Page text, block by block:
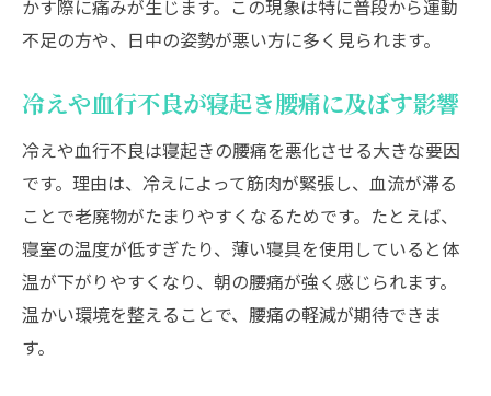
かす際に痛みが生じます。この現象は特に普段から運動
不足の方や、日中の姿勢が悪い方に多く見られます。
冷えや血行不良が寝起き腰痛に及ぼす影響
冷えや血行不良は寝起きの腰痛を悪化させる大きな要因
です。理由は、冷えによって筋肉が緊張し、血流が滞る
ことで老廃物がたまりやすくなるためです。たとえば、
寝室の温度が低すぎたり、薄い寝具を使用していると体
温が下がりやすくなり、朝の腰痛が強く感じられます。
温かい環境を整えることで、腰痛の軽減が期待できま
す。